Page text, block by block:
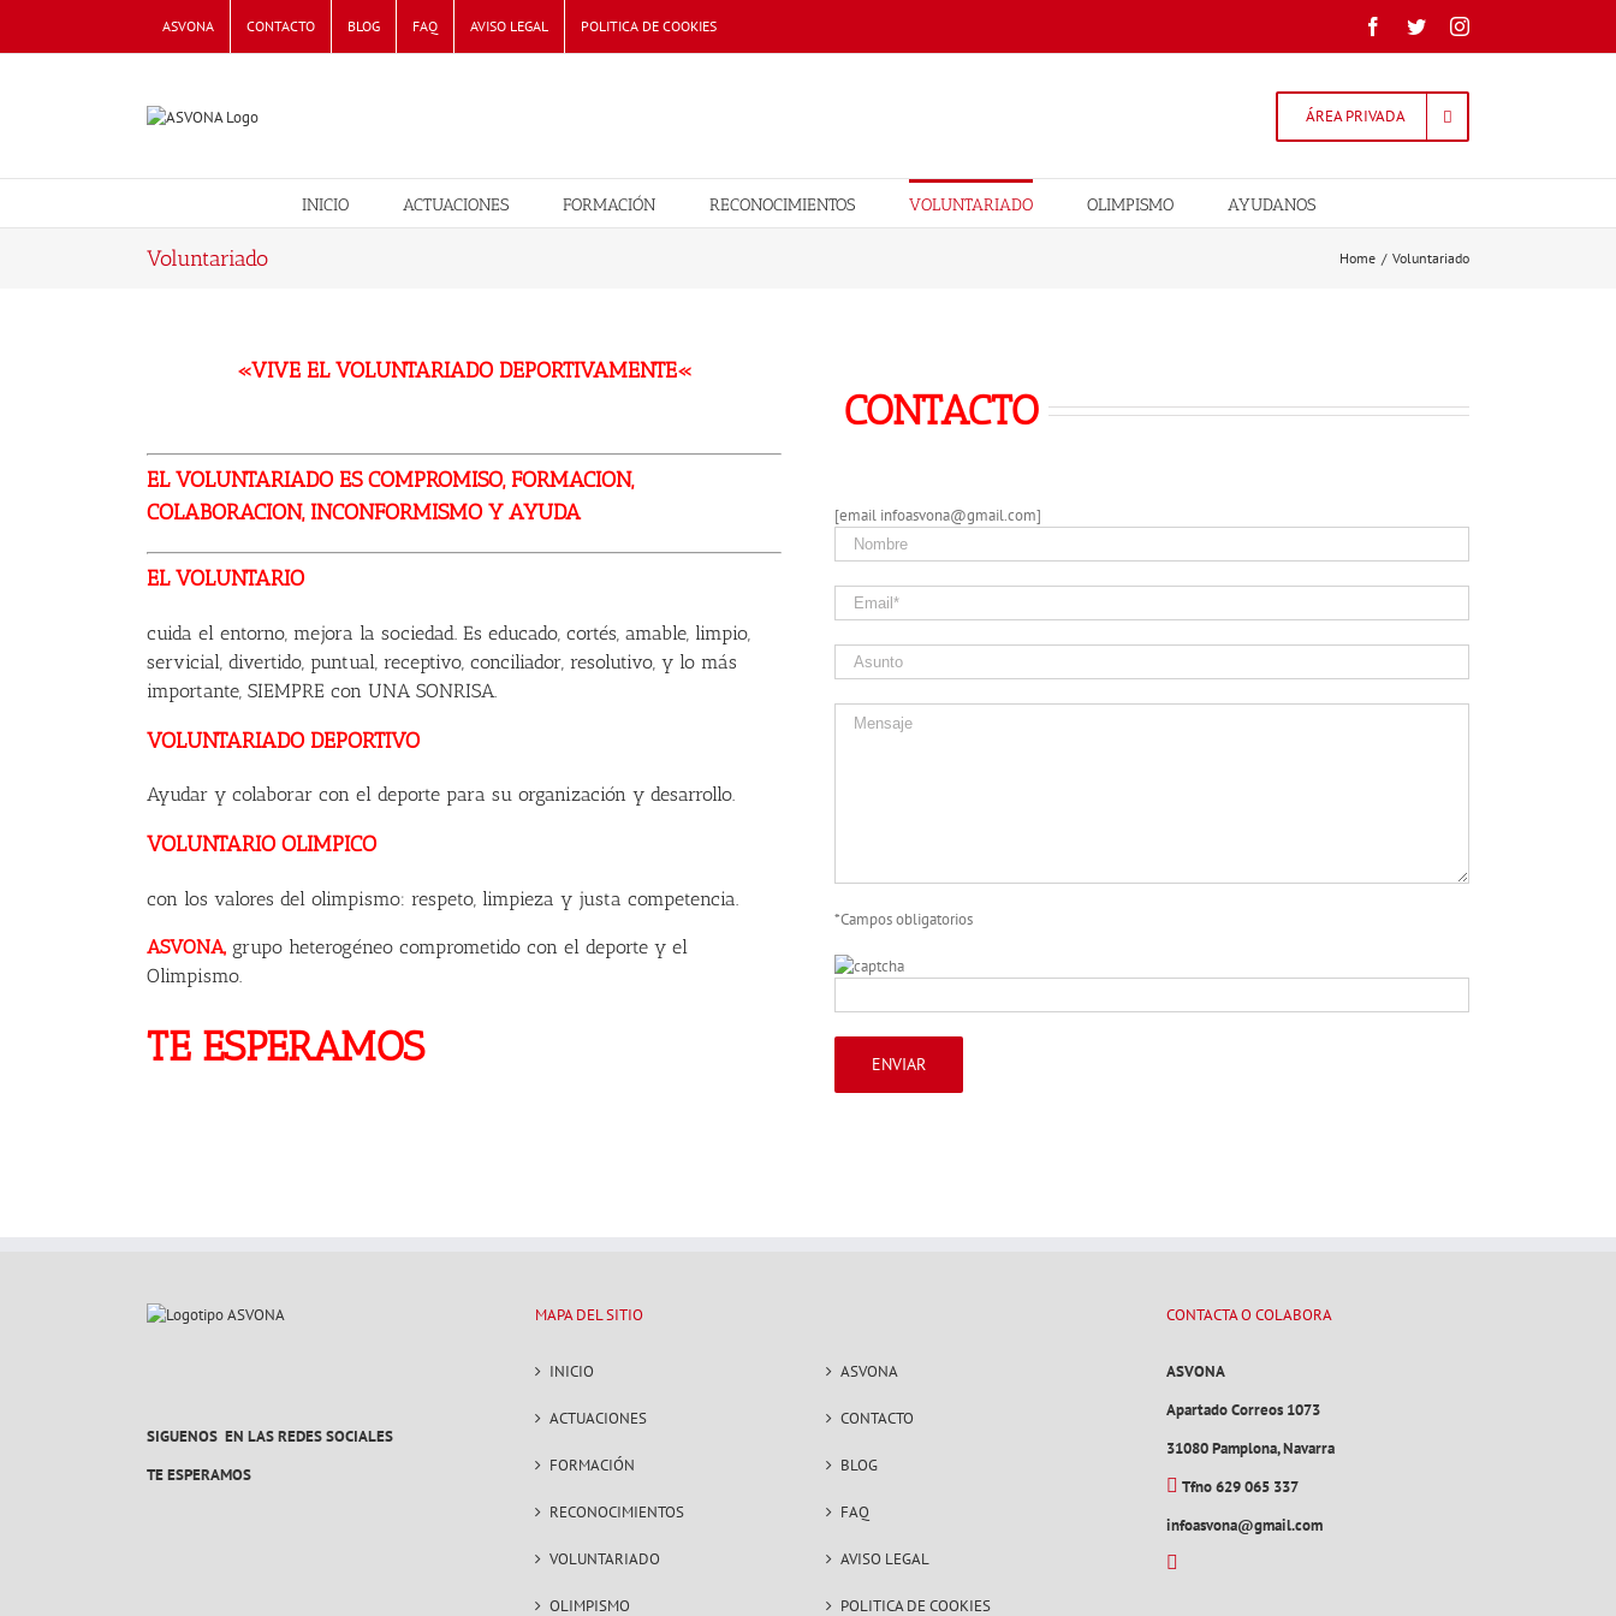
content
ASVONA CONTACTO BLOG FAQ AVISO LEGAL POLITICA DE COOKIES Facebook
TwitterInstagram
ÁREA PRIVADA
INICIO ACTUACIONES FORMACIÓN RECONOCIMIENTOS VOLUNTARIADO OLIMPISMO AYUDANOS
Voluntariado Home / Voluntariado
«VIVE EL VOLUNTARIADO DEPORTIVAMENTE«
EL VOLUNTARIADO ES COMPROMISO, FORMACION,
COLABORACION, INCONFORMISMO Y AYUDA
EL VOLUNTARIO
cuida el entorno, mejora la sociedad. Es educado, cortés, amable, limpio,
servicial, divertido, puntual, receptivo, conciliador, resolutivo, y lo más
importante, SIEMPRE con UNA SONRISA.
VOLUNTARIADO DEPORTIVO
Ayudar y colaborar con el deporte para su organización y desarrollo.
VOLUNTARIO OLIMPICO
con los valores del olimpismo: respeto, limpieza y justa competencia.
ASVONA, grupo heterogéneo comprometido con el deporte y el
Olimpismo.
TE ESPERAMOS
CONTACTO
[email infoasvona@gmail.com]
*Campos obligatorios
SIGUENOS EN LAS REDES SOCIALES
TE ESPERAMOS
MAPA DEL SITIO
INICIO
ACTUACIONES
FORMACIÓN
RECONOCIMIENTOS
VOLUNTARIADO
OLIMPISMO
ASVONA
CONTACTO
BLOG
FAQ
AVISO LEGAL
POLITICA DE COOKIES
CONTACTA O COLABORA
ASVONA
Apartado Correos 1073
31080 Pamplona, Navarra
Tfno 629 065 337
infoasvona@gmail.com